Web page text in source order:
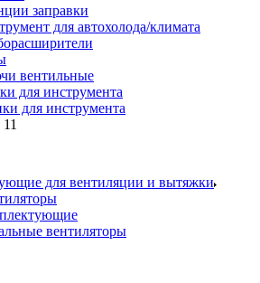
заправки
для автохолода/климата
вентильные
для инструмента
для инструмента
для вентиляции и вытяжки
вентиляторы